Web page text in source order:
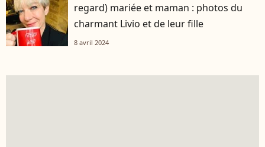
regard) mariée et maman : photos du
charmant Livio et de leur fille
8 avril 2024